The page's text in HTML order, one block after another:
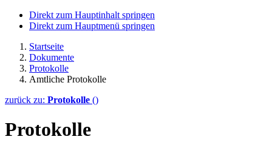
Direkt zum Hauptinhalt springen
Direkt zum Hauptmenü springen
Startseite
Dokumente
Protokolle
Amtliche Protokolle
zurück zu: Protokolle ()
Protokolle